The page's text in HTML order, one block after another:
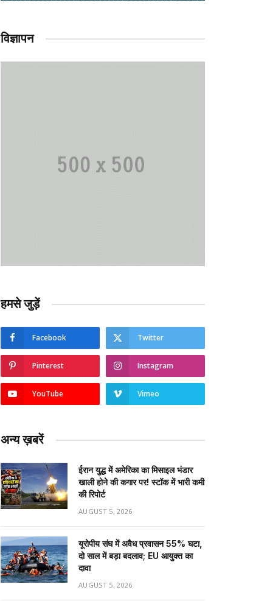
विज्ञापन
हमसे जुड़ें
Facebook Twitter
Pinterest Instagram
YouTube Vimeo
अन्य ख़बरें
ईरान युद्ध में अमेरिका का मिसाइल भंडार
खाली होने की कगार पर! स्टॉक में भारी कमी
की रिपोर्ट
AUGUST 5, 2026
यूरोपीय संघ में अवैध प्रवासन 55% घटा,
दो साल में बड़ा बदलाव; EU आयुक्त का
दावा
AUGUST 5, 2026